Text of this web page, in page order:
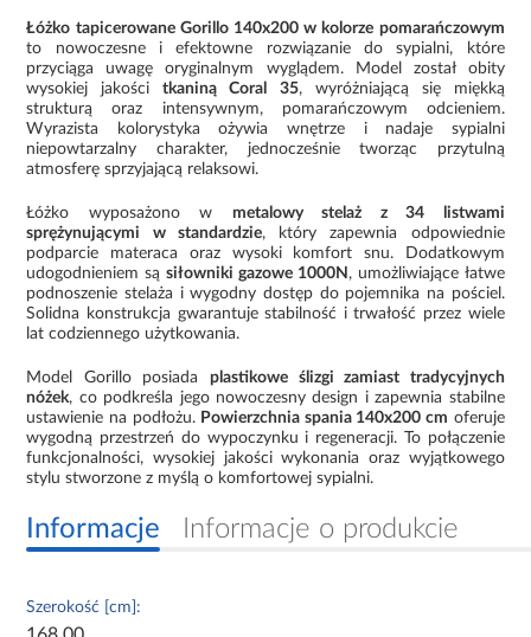
Łóżko tapicerowane Gorillo 140x200 w kolorze pomarańczowym
to nowoczesne i efektowne rozwiązanie do sypialni, które
przyciąga uwagę oryginalnym wyglądem. Model został obity
wysokiej jakościtkaniną Coral 35, wyróżniającą się miękką
strukturą oraz intensywnym, pomarańczowym odcieniem.
Wyrazista kolorystyka ożywia wnętrze i nadaje sypialni
niepowtarzalny charakter, jednocześnie tworząc przytulną
atmosferę sprzyjającą relaksowi.
Łóżko wyposażono w metalowy stelaż z 34 listwami
sprężynującymi w standardzie, który zapewnia odpowiednie
podparcie materaca oraz wysoki komfort snu. Dodatkowym
udogodnieniem sąsiłowniki gazowe 1000N , umożliwiające łatwe
podnoszenie stelaża i wygodny dostęp do pojemnika na pościel.
Solidna konstrukcja gwarantuje stabilność i trwałość przez wiele
lat codziennego użytkowania.
Model Gorillo posiada plastikowe ślizgi zamiast tradycyjnych
nóżek, co podkreśla jego nowoczesny design i zapewnia stabilne
ustawienie na podłożu. Powierzchnia spania 140x200 cm oferuje
wygodną przestrzeń do wypoczynku i regeneracji. To połączenie
funkcjonalności, wysokiej jakości wykonania oraz wyjątkowego
stylu stworzone z myślą o komfortowej sypialni.
Informacje Informacje o produkcie
Szerokość [cm]: